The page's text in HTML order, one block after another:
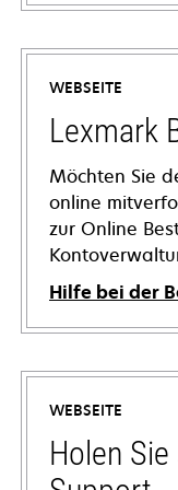
WEBSEITE
Lexmark
Möchten Sie
online
zur Online
Hilfe bei der
WEBSEITE
Holen